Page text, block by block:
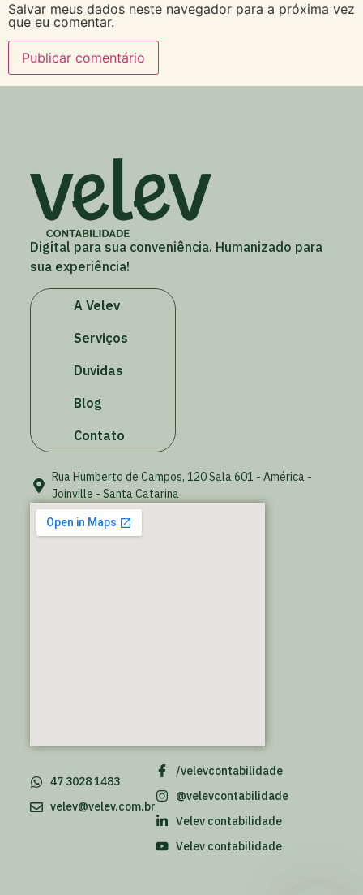
Salvar meus dados neste navegador para a próxima vez
que eu comentar.
Digital para sua conveniência. Humanizado para
sua experiência!
A Velev
Serviços
Duvidas
Blog
Contato
Rua Humberto de Campos, 120 Sala 601 - América -
Joinville - Santa Catarina
/velevcontabilidade
@velevcontabilidade
Velev contabilidade
Velev contabilidade
47 3028 1483
velev@velev.com.br